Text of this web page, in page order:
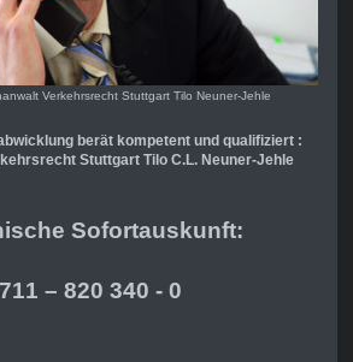
Verkehrsrecht Stuttgart Tilo Neuner-Jehle
berät kompetent und qualifiziert :
Stuttgart Tilo C.L. Neuner-Jehle
Sofortauskunft:
– 820 340 - 0